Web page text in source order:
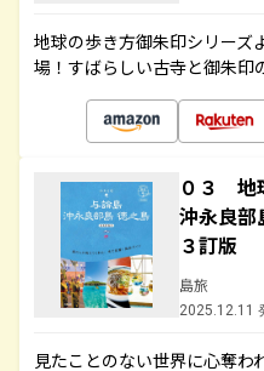
地球の歩き方御朱印シリーズ
場！すばらしい古寺と御朱印
０３ 地
沖永良
３訂版
島旅
2025.12.11
見たことのない世界に心奪